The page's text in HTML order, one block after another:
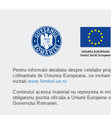
Pentru informatii detaliate despre celelalte
cofinantate de Uniunea Europeana, va
vizitati www.fonduri-ue.ro
Continutul acestui material nu reprezinta in
obligatoriu pozitia oficiala a Uniunii Europene
Guvernului Romaniei.